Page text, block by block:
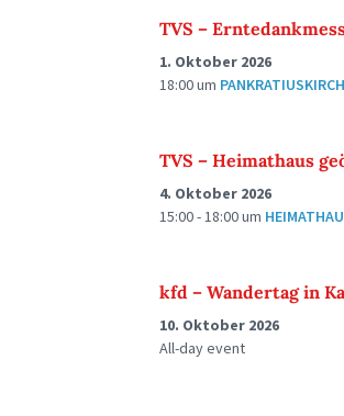
TVS –
1. Oktober 2026
18:00um
TVS – Heimathaus
4. Oktober 2026
15:00 - 18:00um
kfd – Wandertag in
10. Oktober 2026
All-day event